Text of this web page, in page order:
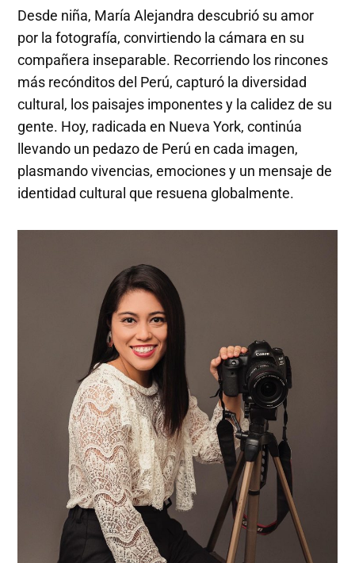
Desde niña, María Alejandra descubrió su amor
por la fotografía, convirtiendo la cámara en su
compañera inseparable. Recorriendo los rincones
más recónditos del Perú, capturó la diversidad
cultural, los paisajes imponentes y la calidez de su
gente. Hoy, radicada en Nueva York, continúa
llevando un pedazo de Perú en cada imagen,
plasmando vivencias, emociones y un mensaje de
identidad cultural que resuena globalmente.